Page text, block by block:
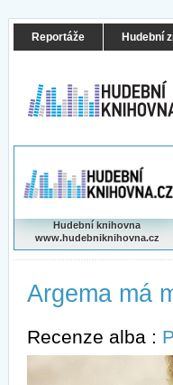
Reportáže Hudební
Hudební knihovna
www.hudebniknihovna.cz
Argema má
Recenze alba :